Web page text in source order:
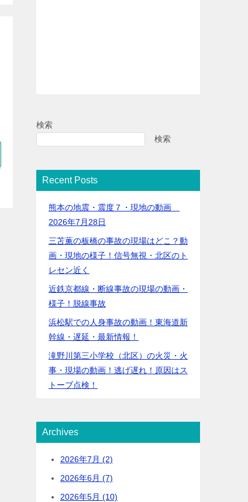
検索
検索
Recent Posts
熊本の地震・震度７・現地の動画
2026年7月28日
三苫薫の板橋の事故の現場はどこ？動
画・現地の様子！信号無視・北区のト
レセン近く
近鉄京都線・断線事故の現場の動画・
様子！脱線事故
浜松駅での人身事故の動画！東海道新
幹線・遅延・最新情報！
滝野川第三小学校（北区）の火災・火
事・現場の動画！逃げ遅れ！原因はス
トーブ点検！
Archives
2026年7月 (2)
2026年6月 (7)
2026年5月 (10)